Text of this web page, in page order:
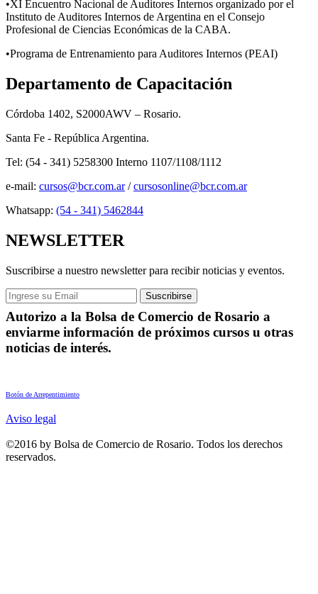
•XI Encuentro Nacional de Auditores Internos organizado por el
Instituto de Auditores Internos de Argentina en el Consejo
Profesional de Ciencias Económicas de la CABA.
•​Programa de Entrenamiento para Auditores Internos (PEAI)
Departamento de Capacitación
Córdoba 1402, S2000AWV – Rosario.
Santa Fe - República Argentina.
Tel: (54 - 341) 5258300 Interno 1107/1108/1112
e-mail: cursos@bcr.com.ar/cursosonline@bcr.com.ar
Whatsapp: (54 - 341) 5462844
NEWSLETTER
Suscribirse a nuestro newsletter para recibir noticias y eventos.
Autorizo a la Bolsa de Comercio de Rosario a
enviarme información de próximos cursos u otras
noticias de interés.
Botón de Arrepentimiento
Aviso legal
©2016 by Bolsa de Comercio de Rosario. Todos los derechos
reservados.